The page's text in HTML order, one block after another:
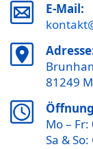
E-Mail:
81249
Mo –
Sa &